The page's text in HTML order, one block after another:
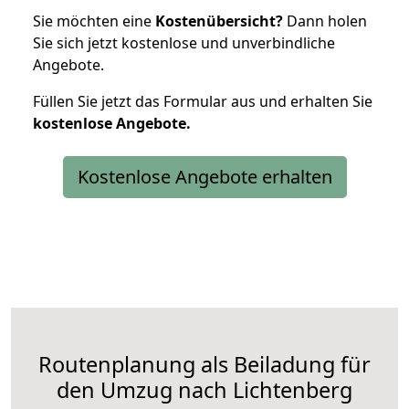
Sie möchten eine Kostenübersicht? Dann holen
Sie sich jetzt kostenlose und unverbindliche
Angebote.
Füllen Sie jetzt das Formular aus und erhalten Sie
kostenloseAngebote.
Kostenlose Angebote erhalten
Routenplanung als Beiladung für
den Umzug nach Lichtenberg